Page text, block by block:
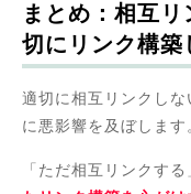
まとめ：相互
切にリンク構築
適切に相互リンクし
に悪影響を及ぼします
「ただ相互リンクする